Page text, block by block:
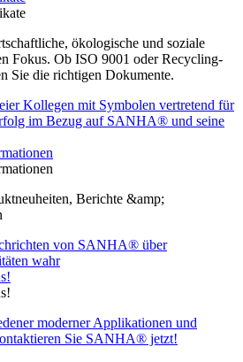
ökologische und soziale
Fokus. Ob ISO 9001 oder Recycling-
Sie die richtigen Dokumente.
Berichte &amp;